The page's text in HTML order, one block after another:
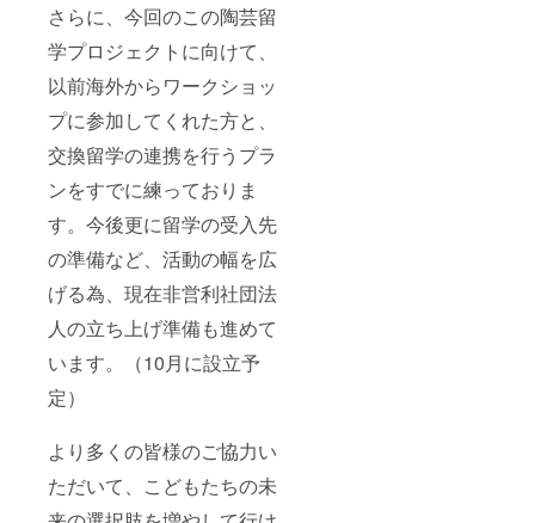
さらに、今回のこの陶芸留
学プロジェクトに向けて、
以前海外からワークショッ
プに参加してくれた方と、
交換留学の連携を行うプラ
ンをすでに練っておりま
す。今後更に留学の受入先
の準備など、活動の幅を広
げる為、現在非営利社団法
人の立ち上げ準備も進めて
います。（10月に設立予
定）
より多くの皆様のご協力い
ただいて、こどもたちの未